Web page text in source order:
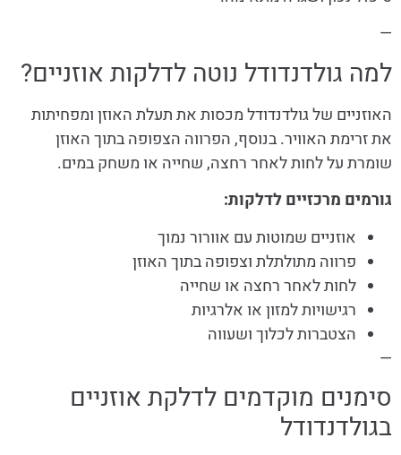
—
למה גולדנדודל נוטה לדלקות אוזניים?
האוזניים של גולדנדודל מכסות את תעלת האוזן ומפחיתות
את זרימת האוויר. בנוסף, הפרווה הצפופה בתוך האוזן
שומרת על לחות לאחר רחצה, שחייה או משחק במים.
גורמים מרכזיים לדלקות:
אוזניים שמוטות עם אוורור נמוך
פרווה מתולתלת וצפופה בתוך האוזן
לחות לאחר רחצה או שחייה
רגישויות למזון או אלרגיות
הצטברות לכלוך ושעווה
—
סימנים מוקדמים לדלקת אוזניים
בגולדנדודל